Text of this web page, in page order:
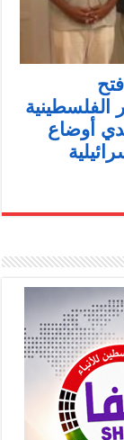
الفلسطينية
أوضاع